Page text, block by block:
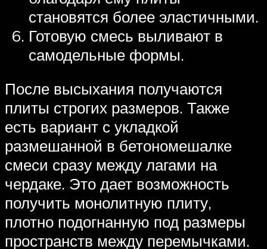
становятся более эластичными.
Готовую смесь выливают в
самодельные формы.
После высыхания получаются
плиты строгих размеров. Также
есть вариант с укладкой
размешанной в бетономешалке
смеси сразу между лагами на
чердаке. Это дает возможность
получить монолитную плиту,
плотно подогнанную под размеры
пространств между перемычками.